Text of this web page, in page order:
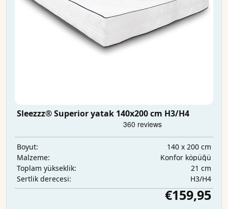
Sleezzz® Superior yatak 140x200 cm H3/H4
Boyut:
140 x 200 cm
Malzeme:
Konfor köpüğü
Toplam yükseklik:
21 cm
Sertlik derecesi:
H3/H4
€159,95